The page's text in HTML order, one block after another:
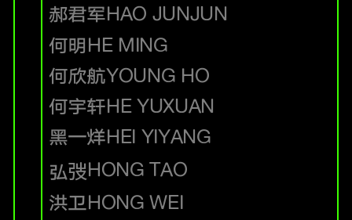
郝君军HAO JUNJUN
何明HE MING
何欣航YOUNG HO
何宇轩HE YUXUAN
黑一烊HEI YIYANG
弘弢HONG TAO
洪卫HONG WEI